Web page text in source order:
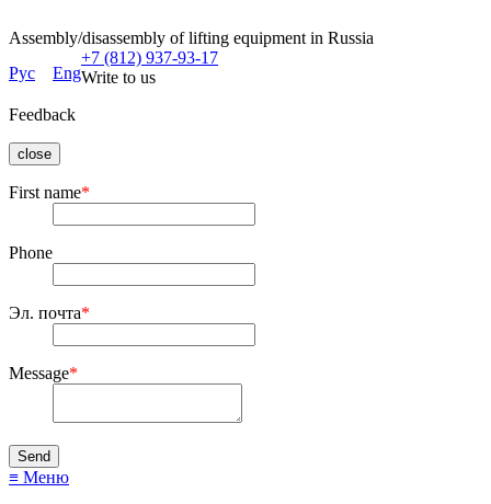
Assembly/disassembly of lifting equipment in Russia
Рус
Eng
+7 (812) 937-93-17
Write to us
Feedback
close
First name*
Phone
Эл. почта*
Message*
≡ Меню